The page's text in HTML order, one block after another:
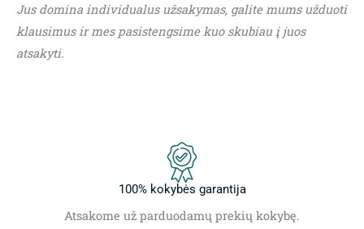
Jus domina individualus užsakymas, galite mums užduoti
klausimus ir mes pasistengsime kuo skubiau į juos
atsakyti.
100% kokybės garantija
Atsakome už parduodamų prekių kokybę.